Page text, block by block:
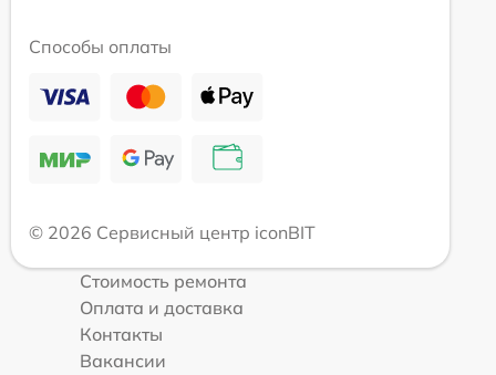
Способы оплаты
© 2026 Сервисный центр iconBIT
Стоимость ремонта
Оплата и доставка
Контакты
Вакансии